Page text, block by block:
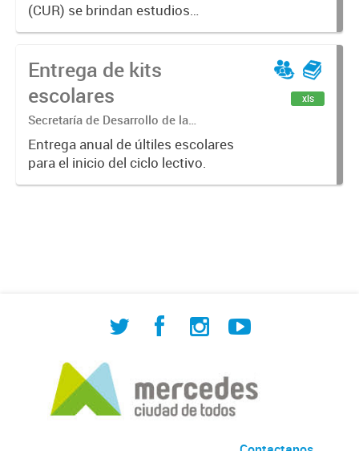
(CUR) se brindan estudios
superiores y cursos de manera
información de la oferta educativa,
programas y estadísticas.
Entrega de kits
escolares
Secretaría de Desarrollo de la
Comunidad
Entrega anual de últiles escolares
para el inicio del ciclo lectivo.
xls